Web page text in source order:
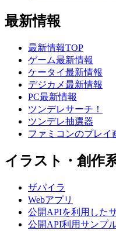
最新情報
最新情報TOP
ゲーム最新情報
ケータイ最新情報
デジカメ最新情報
PC最新情報
ツンデレサーチ！
ツンデレ抽選器
ファミコンのプレイ
イラスト・創作
ザパイラ
Webアプリ
公開APIを利用した
公開API利用サンプ